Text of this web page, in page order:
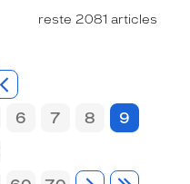
reste 2081 articles
6 7 8
9